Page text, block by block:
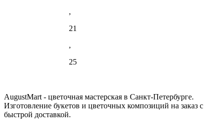
,
21
,
25
AugustMart - цветочная мастерская в Санкт-Петербурге.
Изготовление букетов и цветочных композиций на заказ c
быстрой доставкой.